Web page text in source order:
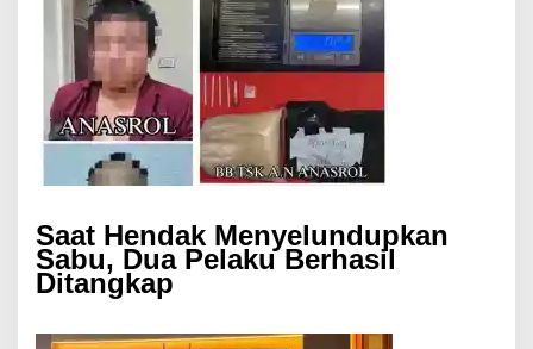
Saat Hendak Menyelundupkan
Sabu, Dua Pelaku Berhasil
Ditangkap